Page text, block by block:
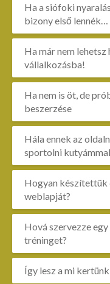
Ha a siófoki
bizony első lennék…
Ha már nem
vállalkozásba!
Ha nem is öt, de
beszerzése
Hála ennek az
sportolni kutyámmal
Hogyan készítettük
weblapját?
Hová szervezze
tréninget?
Így lesz a mi